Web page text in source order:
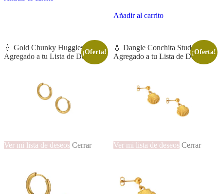
era:
original
era:
Añadir al carrito
💧 Gold Chunky Huggies 8mm
Agregado a tu Lista de Deseos
Ver mi lista de deseos Cerrar
¡Oferta!
💧 Dangle Conchita Studs
Agregado a tu Lista de Deseos
Ver mi lista de deseos Cerrar
¡Oferta!